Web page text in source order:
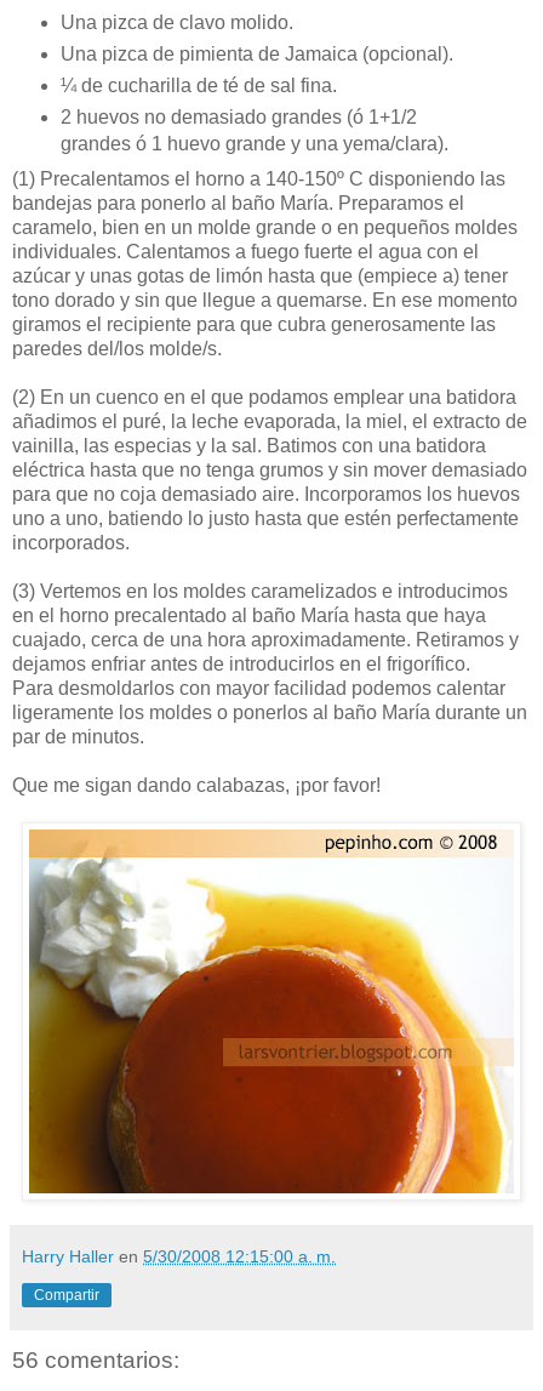
Una pizca de clavo molido.
Una pizca de pimienta de Jamaica (opcional).
¼ de cucharilla de té de sal fina.
2 huevos no demasiado grandes (ó 1+1/2
grandes ó 1 huevo grande y una yema/clara).
(1) Precalentamos el horno a 140-150º C disponiendo las
bandejas para ponerlo al baño María. Preparamos el
caramelo, bien en un molde grande o en pequeños moldes
individuales. Calentamos a fuego fuerte el agua con el
azúcar y unas gotas de limón hasta que (empiece a) tener
tono dorado y sin que llegue a quemarse. En ese momento
giramos el recipiente para que cubra generosamente las
paredes del/los molde/s.
(2) En un cuenco en el que podamos emplear una batidora
añadimos el puré, la leche evaporada, la miel, el extracto de
vainilla, las especias y la sal. Batimos con una batidora
eléctrica hasta que no tenga grumos y sin mover demasiado
para que no coja demasiado aire. Incorporamos los huevos
uno a uno, batiendo lo justo hasta que estén perfectamente
incorporados.
(3) Vertemos en los moldes caramelizados e introducimos
en el horno precalentado al baño María hasta que haya
cuajado, cerca de una hora aproximadamente. Retiramos y
dejamos enfriar antes de introducirlos en el frigorífico.
Para desmoldarlos con mayor facilidad podemos calentar
ligeramente los moldes o ponerlos al baño María durante un
par de minutos.
Que me sigan dando calabazas, ¡por favor!
Harry Haller en 5/30/2008 12:15:00 a. m.
Compartir
56 comentarios: